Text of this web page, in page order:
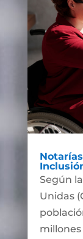
Según
Unidas